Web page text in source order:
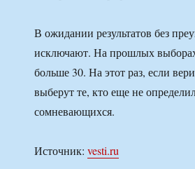
В ожидании результатов без
исключают. На прошлых
больше 30. На этот раз, если
выберут те, кто еще не
сомневающихся.
Источник: vesti.ru